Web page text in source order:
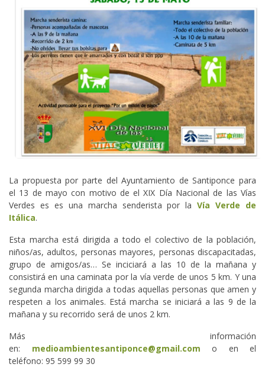
La propuesta por parte del Ayuntamiento de Santiponce para
el 13 de mayo con motivo de el XIX Día Nacional de las Vías
Verdes es es una marcha senderista por laVía Verde de
Itálica.
Esta marcha está dirigida a todo el colectivo de la población,
niños/as, adultos, personas mayores, personas discapacitadas,
grupo de amigos/as… Se inciciará a las 10 de la mañana y
consistirá en una caminata por la vía verde de unos 5 km. Y una
segunda marcha dirigida a todas aquellas personas que amen y
respeten a los animales. Está marcha se iniciará a las 9 de la
mañana y su recorrido será de unos 2 km.
Más información
en: medioambientesantiponce@gmail.com o en el
teléfono: 95 599 99 30